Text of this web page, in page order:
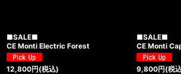
■SALE■
CE Monti Electric Forest
12,800円(税込)
■SALE■
CE Monti
9,800円(税